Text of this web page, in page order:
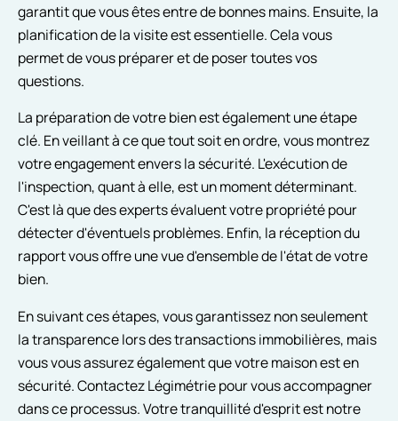
garantit que vous êtes entre de bonnes mains. Ensuite, la
planification de la visite est essentielle. Cela vous
permet de vous préparer et de poser toutes vos
questions.
La préparation de votre bien est également une étape
clé. En veillant à ce que tout soit en ordre, vous montrez
votre engagement envers la sécurité. L'exécution de
l'inspection, quant à elle, est un moment déterminant.
C'est là que des experts évaluent votre propriété pour
détecter d'éventuels problèmes. Enfin, la réception du
rapport vous offre une vue d'ensemble de l'état de votre
bien.
En suivant ces étapes, vous garantissez non seulement
la transparence lors des transactions immobilières, mais
vous vous assurez également que votre maison est en
sécurité. Contactez Légimétrie pour vous accompagner
dans ce processus. Votre tranquillité d'esprit est notre